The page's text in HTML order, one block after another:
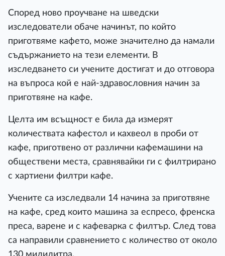
Според ново проучване на шведски
изследователи обаче начинът, по който
приготвяме кафето, може значително да намали
съдържанието на тези елементи. В
изследването си учените достигат и до отговора
на въпроса кой е най-здравословния начин за
приготвяне на кафе.
Целта им всъщност е била да измерят
количествата кафестол и кахвеол в проби от
кафе, приготвено от различни кафемашини на
обществени места, сравнявайки ги с филтрирано
с хартиени филтри кафе.
Учените са изследвали 14 начина за приготвяне
на кафе, сред които машина за еспресо, френска
преса, варене и с кафеварка с филтър. След това
са направили сравнението с количество от около
130 милилитра.